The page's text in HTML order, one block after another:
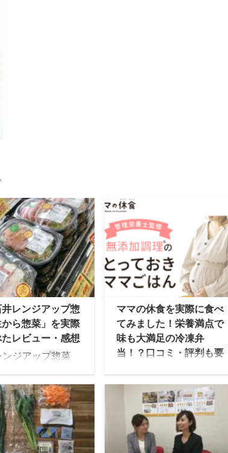
井レンジアップ惣
ら惣菜」を実際
レビュー・感想
ンジアップ惣菜
成城石井の店舗
パーマーケット成
、直輸入ワイ
ズ、自家製惣
食品、輸入菓子
ママの休食を実際に食べ
てみました！栄養満点で
味も大満足の冷凍弁
当！？口コミ・評判も要
ママの休食は管理栄養士
が監修した無添加のお弁
当を届けてくれる、冷凍
宅食サービスです。その
名前の通り、徹底的に妊